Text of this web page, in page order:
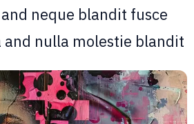
and neque blandit fusce
and nulla molestie blandit